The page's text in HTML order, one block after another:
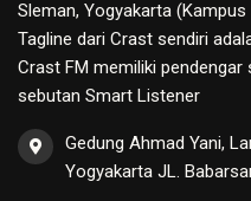
Sleman, Yogyakarta (Kampus
Tagline dari Crast sendiri
Crast FM memiliki pendengar
sebutan Smart Listener
Gedung Ahmad Yani,
Yogyakarta JL.